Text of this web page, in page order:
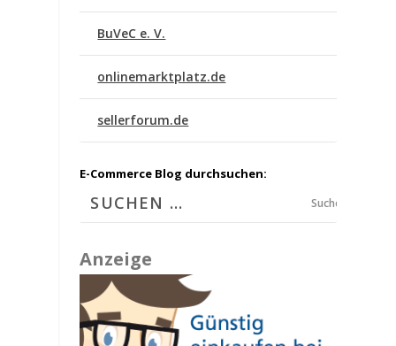
BuVeC e. V.
onlinemarktplatz.de
sellerforum.de
E-Commerce Blog durchsuchen:
Suchen
Anzeige